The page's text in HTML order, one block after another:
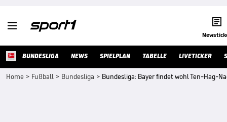
 
BUNDESLIGA NEWS SPIELPLAN TABELLE LIVETICKER
Home > Fußball > Bundesliga > Bundesliga: Bayer findet wohl Ten-Hag-